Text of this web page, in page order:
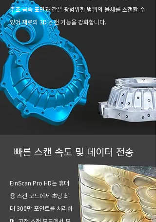
주조 금속 표면과 같은 광범위한 범위의 물체를 스캔할 수
있어 재료의 3D 스캔 기능을 강화합니다.
빠른 스캔 속도 및 데이터 전송
EinScan Pro HD는 휴대
용 스캔 모드에서 초당 최
대 300만 포인트를 처리하